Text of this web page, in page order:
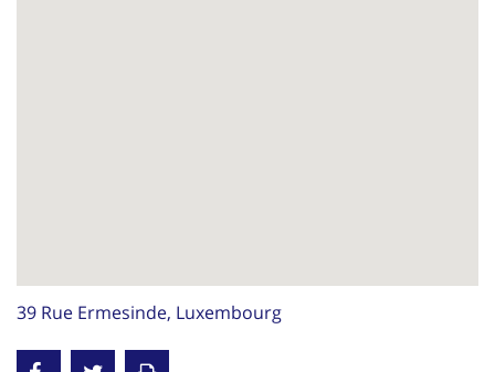
39 Rue Ermesinde, Luxembourg